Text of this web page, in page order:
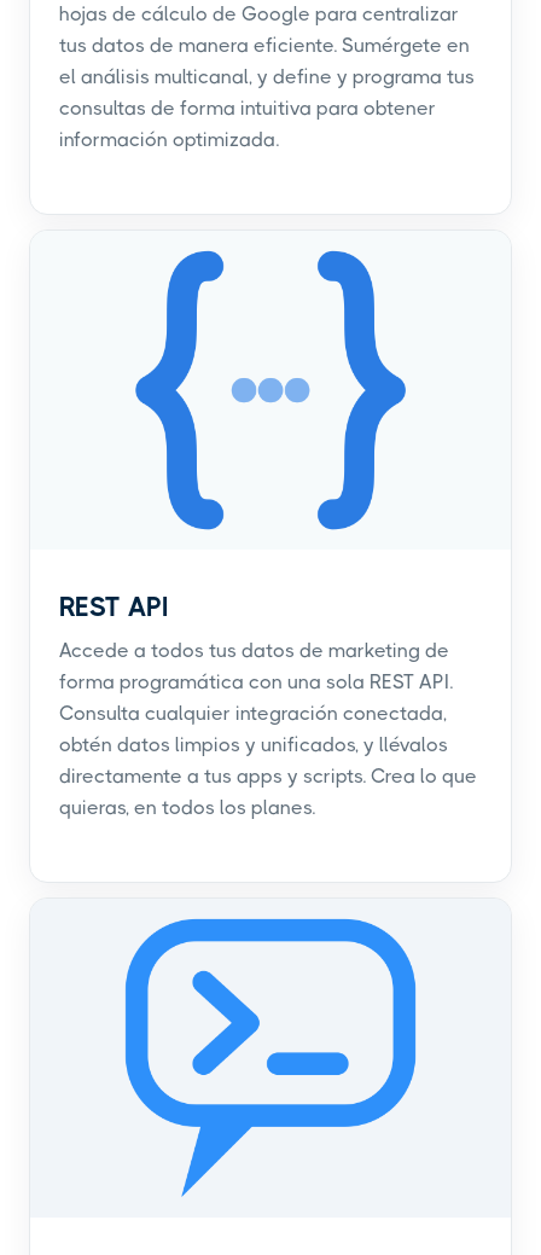
hojas de cálculo de Google para centralizar
tus datos de manera eficiente. Sumérgete en
el análisis multicanal, y define y programa tus
consultas de forma intuitiva para obtener
información optimizada.
REST API
Accede a todos tus datos de marketing de
forma programática con una sola REST API.
Consulta cualquier integración conectada,
obtén datos limpios y unificados, y llévalos
directamente a tus apps y scripts. Crea lo que
quieras, en todos los planes.